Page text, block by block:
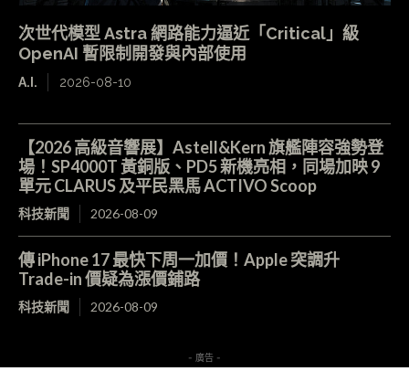
次世代模型 Astra 網路能力逼近「Critical」級
OpenAI 暫限制開發與內部使用
A.I. 2026-08-10
【2026 高級音響展】Astell&Kern 旗艦陣容強勢登
場！SP4000T 黃銅版、PD5 新機亮相，同場加映 9
單元 CLARUS 及平民黑馬 ACTIVO Scoop
科技新聞 2026-08-09
傳 iPhone 17 最快下周一加價！Apple 突調升
Trade-in 價疑為漲價鋪路
科技新聞 2026-08-09
- 廣告 -